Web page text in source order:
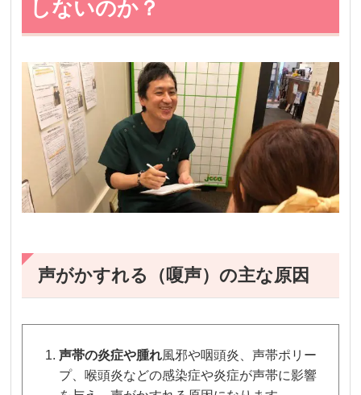
しないのか？
声がかすれる（嗄声）の主な原因
声帯の炎症や腫れ風邪や咽頭炎、声帯ポリー
プ、喉頭炎などの感染症や炎症が声帯に影響